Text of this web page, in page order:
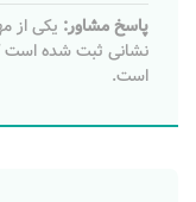
پاسخ مشاور: یکی از
نشانی ثبت شده است
است.